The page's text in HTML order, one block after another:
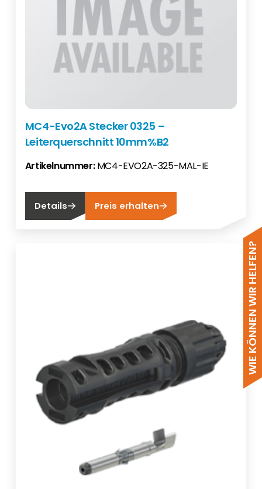
WIE KÖNNEN WIR HELFEN?
MC4-Evo2A Stecker 0325 –
Leiterquerschnitt 10mm%B2
Artikelnummer:MC4-EVO2A-325-MAL-IE
Details Preis erhalten